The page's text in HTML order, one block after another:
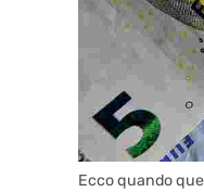
Ecco quando